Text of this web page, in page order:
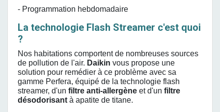
- Programmation hebdomadaire
La technologie Flash Streamer c'est quoi
?
Nos habitations comportent de nombreuses sources
de pollution de l'air. Daikin vous propose une
solution pour remédier à ce problème avec sa
gamme Perfera, équipé de la technologie flash
streamer, d'un filtre anti-allergène et d'un filtre
désodorisant à apatite de titane.